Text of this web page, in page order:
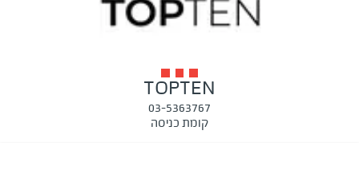
TOPTEN
03-5363767
קומת כניסה